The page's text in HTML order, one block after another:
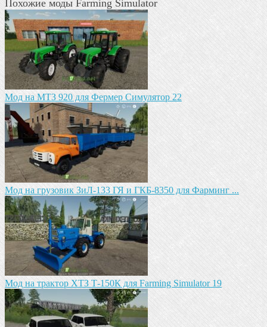
Похожие моды Farming Simulator
Мод на МТЗ 920 для Фермер Симулятор 22
Мод на грузовик ЗиЛ-133 ГЯ и ГКБ-8350 для Фарминг ...
Мод на трактор ХТЗ Т-150К для Farming Simulator 19